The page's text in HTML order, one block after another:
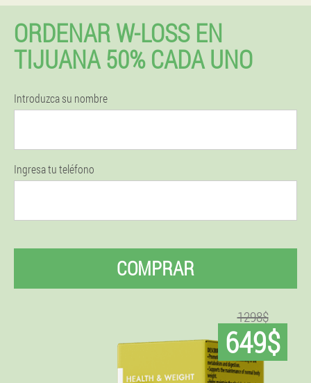
ORDENAR W-LOSS EN
TIJUANA 50% CADA UNO
Introduzca su nombre
Ingresa tu teléfono
COMPRAR
1298$
649$